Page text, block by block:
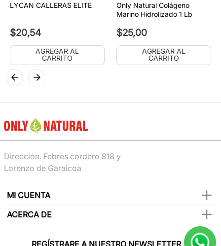
LYCAN CALLERAS ELITE
$20,54
AGREGAR AL
CARRITO
Only Natural Colágeno
Marino Hidrolizado 1 Lb
$25,00
AGREGAR AL
CARRITO
Dirección. Febres cordero 818 y
Lorenzo de Garaicoa
MI CUENTA
ACERCA DE
REGÍSTRARE A NUESTRO NEWSLETTER